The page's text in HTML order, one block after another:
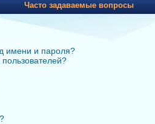
Часто задаваемые вопросы
имени и пароля?